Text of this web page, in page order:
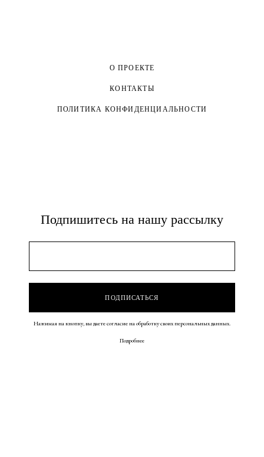
О ПРОЕКТЕ
КОНТАКТЫ
ПОЛИТИКА КОНФИДЕНЦИАЛЬНОСТИ
Подпишитесь на нашу рассылку
Нажимая на кнопку, вы даете согласие на обработку своих персональных данных.
Подробнее